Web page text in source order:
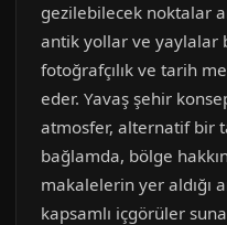
gezilebilecek noktalar
antik yollar ve yaylalar
fotoğrafçılık ve tarih
eder. Yavaş şehir
atmosfer, alternatif bir
bağlamda, bölge
makalelerin yer aldığı
kapsamlı içgörüler